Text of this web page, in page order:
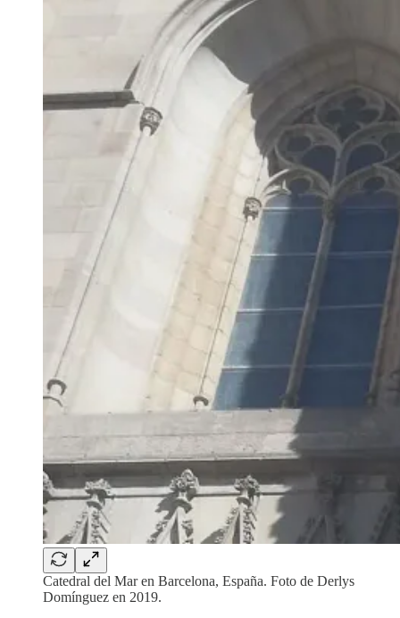
Catedral del Mar en Barcelona, España. Foto de Derlys
Domínguez en 2019.